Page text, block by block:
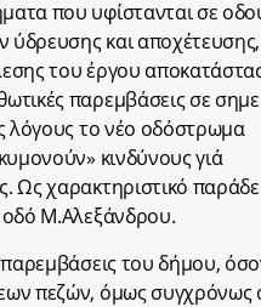
που υφίστανται σε
ύδρευσης και αποχέτευσης,
του έργου
παρεμβάσεις σε
λόγους το νέο οδόστρωμα
κινδύνους γιά
Ως χαρακτηριστικό
οδό Μ.Αλεξάνδρου.
παρεμβάσεις του δήμου,
πεζών, όμως συγχρόνως